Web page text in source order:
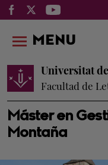
Máster en
Montaña
Universitat
Facultad de
MENU